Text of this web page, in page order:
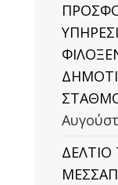
ΣΤΑΘΜΟ